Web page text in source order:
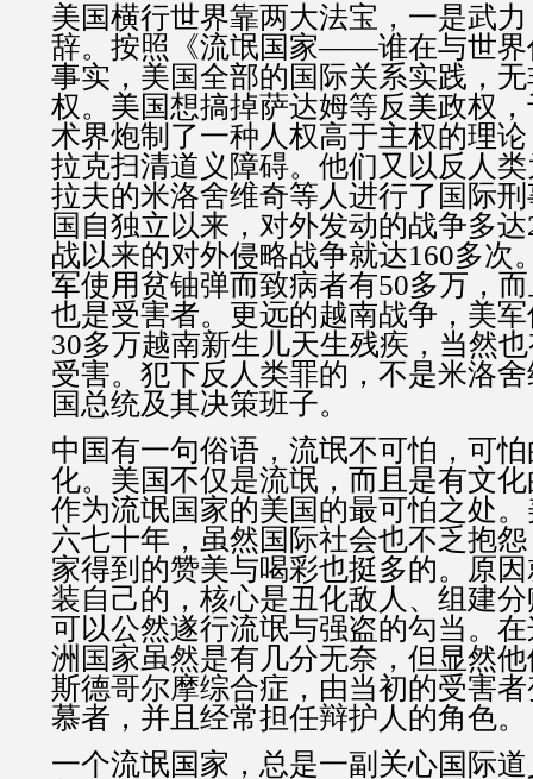
美国横行世界靠两大法宝，一是武
辞。按照《流氓国家——谁在与世界
事实，美国全部的国际关系实践，
权。美国想搞掉萨达姆等反美政权
术界炮制了一种人权高于主权的理
拉克扫清道义障碍。他们又以反人
拉夫的米洛舍维奇等人进行了国际
国自独立以来，对外发动的战争多
战以来的对外侵略战争就达160多次
军使用贫铀弹而致病者有50多万，
也是受害者。更远的越南战争，美
30多万越南新生儿天生残疾，当然
受害。犯下反人类罪的，不是米洛
国总统及其决策班子。
中国有一句俗语，流氓不可怕，可
化。美国不仅是流氓，而且是有文
作为流氓国家的美国的最可怕之处
六七十年，虽然国际社会也不乏抱
家得到的赞美与喝彩也挺多的。原
装自己的，核心是丑化敌人、组建
可以公然遂行流氓与强盗的勾当。
洲国家虽然是有几分无奈，但显然
斯德哥尔摩综合症，由当初的受害
慕者，并且经常担任辩护人的角
一个流氓国家，总是一副关心国际